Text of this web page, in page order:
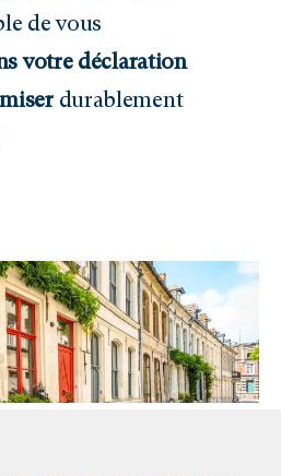
de vous
votre déclaration
durablement